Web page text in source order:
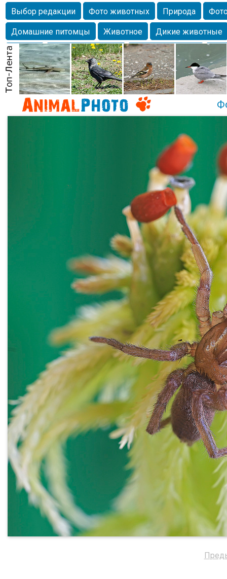
Выбор редакции Фото животных Природа
Домашние питомцы
Животное
Дикие животные
Собаки
Alexanderandronik Млекопитающие
Морда
Собачка Осень Портрет
Домашние
Насекомое
Коты Lebert Дикие птицы Утка